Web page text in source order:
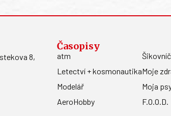
8,
Časopisy
atm
Letectví + kosmonautika
Modelář
AeroHobby
Moje
Moja
F.O.O.D.